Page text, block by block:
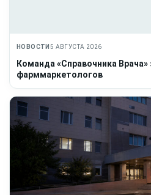
НОВОСТИ 5 АВГУСТА 2026
Команда «Справочника Врача»
фарммаркетологов